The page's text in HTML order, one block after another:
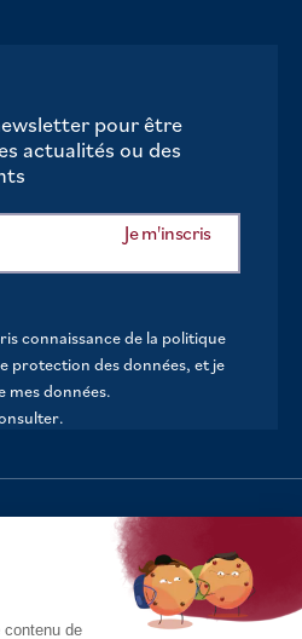
pour être
actualités ou des
connaissance de la politique
protection des données, et je
mes données.
.
contenu de